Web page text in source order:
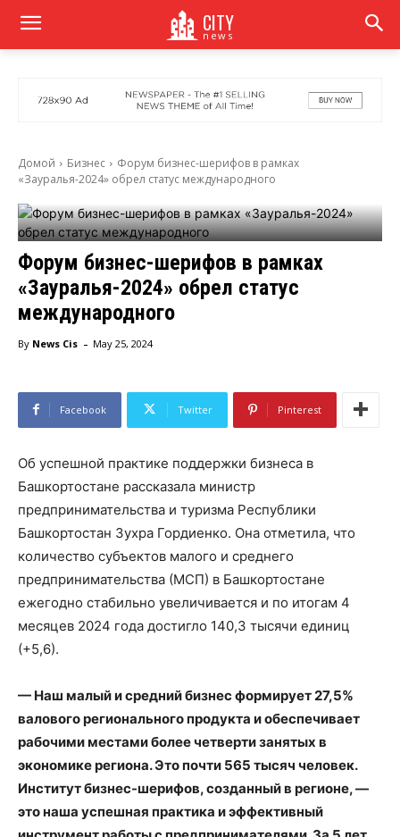
CITY
news
Домой Бизнес
Форум бизнес-шерифов в рамках
«Зауралья-2024» обрел статус международного
Форум бизнес-шерифов в рамках
«Зауралья-2024» обрел статус
международного
By News Cis - May 25, 2024
Facebook Twitter Pinterest
Об успешной практике поддержки бизнеса в
Башкортостане рассказала министр
предпринимательства и туризма Республики
Башкортостан Зухра Гордиенко. Она отметила, что
количество субъектов малого и среднего
предпринимательства (МСП) в Башкортостане
ежегодно стабильно увеличивается и по итогам 4
месяцев 2024 года достигло 140,3 тысячи единиц
(+5,6).
— Наш малый и средний бизнес формирует 27,5%
валового регионального продукта и обеспечивает
рабочими местами более четверти занятых в
экономике региона. Это почти 565 тысяч человек.
Институт бизнес-шерифов, созданный в регионе, —
это наша успешная практика и эффективный